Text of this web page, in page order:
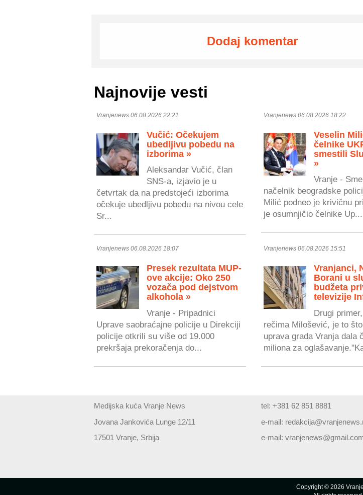
Dodaj komentar
Najnovije vesti
Vranjenews 06.08.2026 22:21
Vučić: Očekujem
ubedljivu pobedu na
izborima »
Aleksandar Vučić, član
SNS-a, izjavio je u
četvrtak da na predstojeći izborima
očekuje ubedljivu pobedu na nivou cele
Sr...
Vranjenews 06.08.2026 18:22
Veselin
čelnike
smestili
»
Vranje -
načelnik beogradske
Milić podneo je krivičnu
je osumnjičio čelnike Up...
Vranjenews 06.08.2026 18:07
Presek rezultata MUP-
ove akcije: Oko 250
vozača pod dejstvom
alkohola »
Vranje - Pripadnici
Uprave saobraćajne policije u Direkciji
policije otkrili su više od 19.000
prekršaja prekoračenja do...
Vranjenews 06.08.2026 15:51
Vranjanci,
Borani u
budžeta
televizije
Drugi
rečima Milošević, je to
uprava grada Vranja dala
miliona za
Medijska kuća Vranje News
Jovana Jankovića Lunge 12/11
17501 Vranje, Srbija
tel: +381 62 851 8881
e-mail:
e-mail:
Copyright © 2026